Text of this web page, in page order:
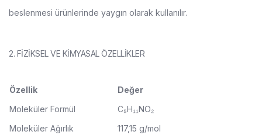
beslenmesi ürünlerinde yaygın olarak kullanılır.
2. FİZİKSEL VE KİMYASAL ÖZELLİKLER
Özellik
Değer
Moleküler Formül
C₅H₁₁NO₂
Moleküler Ağırlık
117,15 g/mol